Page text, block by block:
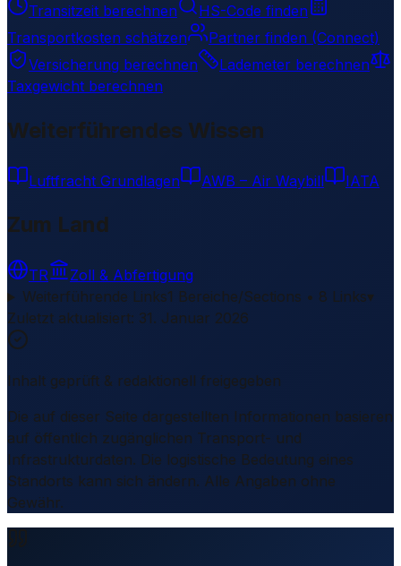
Transitzeit berechnen
HS-Code finden
Transportkosten schätzen
Partner finden (Connect)
Versicherung berechnen
Lademeter berechnen
Taxgewicht berechnen
Weiterführendes Wissen
Luftfracht Grundlagen AWB – Air Waybill IATA
Zum Land
TR
Zoll & Abfertigung
Weiterführende Links1 Bereiche/Sections • 8 Links▾
Zuletzt aktualisiert: 31. Januar 2026
Inhalt geprüft & redaktionell freigegeben
Die auf dieser Seite dargestellten Informationen basieren
auf öffentlich zugänglichen Transport- und
Infrastrukturdaten. Die logistische Bedeutung eines
Standorts kann sich ändern. Alle Angaben ohne
Gewähr.